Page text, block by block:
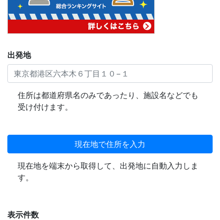
出発地
住所は都道府県名のみであったり、施設名などでも
受け付けます。
現在地で住所を入力
現在地を端末から取得して、出発地に自動入力しま
す。
表示件数